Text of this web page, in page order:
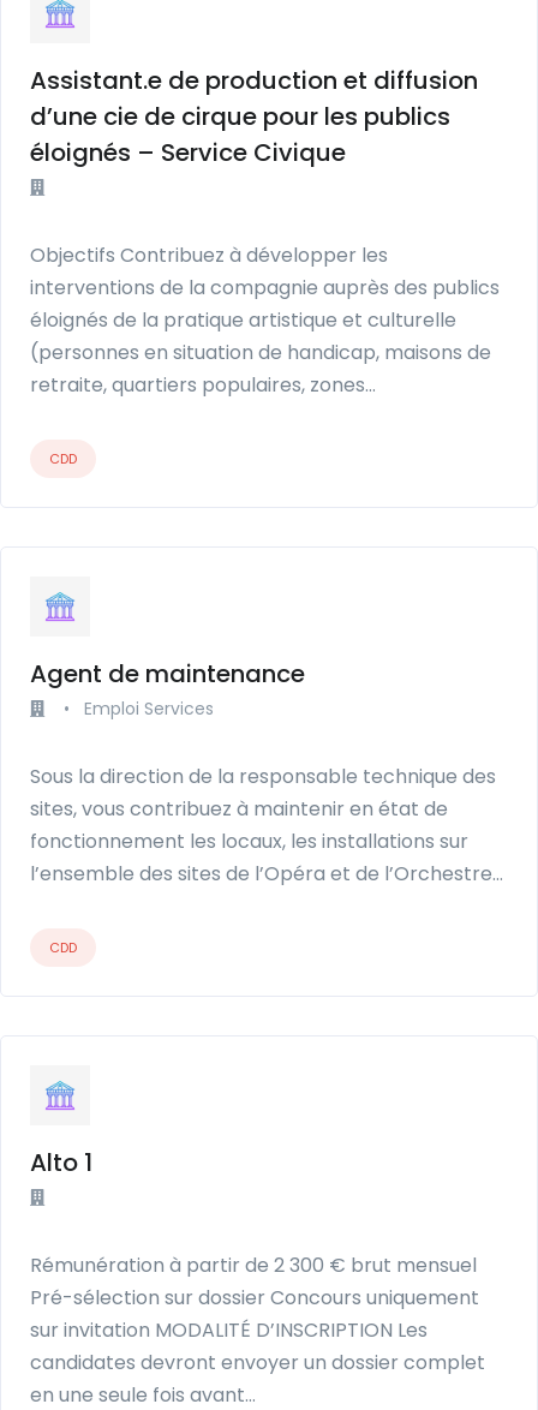
Assistant.e de production et diffusion
d’une cie de cirque pour les publics
éloignés – Service Civique
Objectifs Contribuez à développer les
interventions de la compagnie auprès des publics
éloignés de la pratique artistique et culturelle
(personnes en situation de handicap, maisons de
retraite, quartiers populaires, zones…
CDD
Agent de maintenance
• Emploi Services
Sous la direction de la responsable technique des
sites, vous contribuez à maintenir en état de
fonctionnement les locaux, les installations sur
l’ensemble des sites de l’Opéra et de l’Orchestre…
CDD
Alto 1
Rémunération à partir de 2 300 € brut mensuel
Pré-sélection sur dossier Concours uniquement
sur invitation MODALITÉ D’INSCRIPTION Les
candidates devront envoyer un dossier complet
en une seule fois avant…